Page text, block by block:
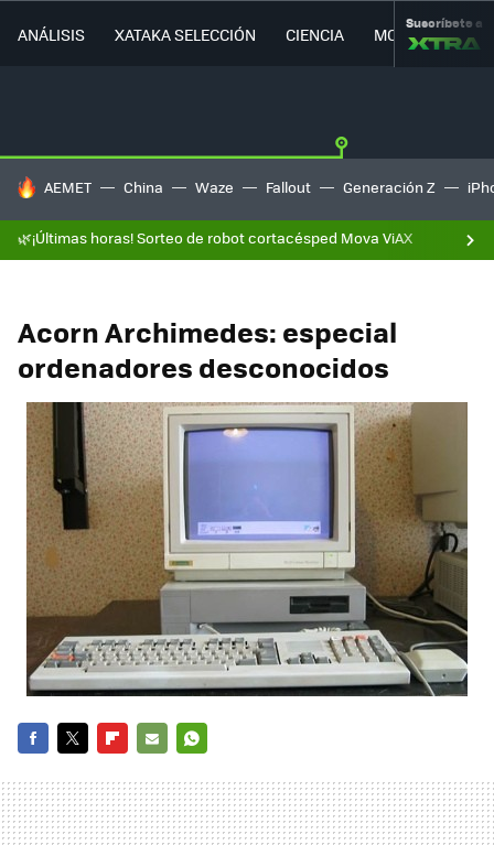
ANÁLISIS XATAKA SELECCIÓN CIENCIA MOVILIDAD
Suscríbete a
HOY SE HABLA DE
AEMET China Waze Fallout Generación Z
🌿¡Últimas horas! Sorteo de robot cortacésped Mova ViAX
Acorn Archimedes: especial
ordenadores desconocidos
MAIL